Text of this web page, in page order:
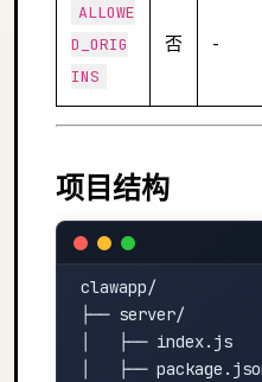
ALLOWE
D_ORIG
INS
否 -
项目结构
clawapp/
├── server/
│   ├── index.js
│   ├──